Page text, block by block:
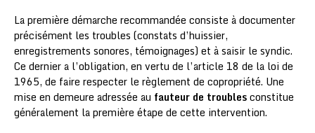
La première démarche recommandée consiste à documenter
précisément les troubles (constats d’huissier,
enregistrements sonores, témoignages) et à saisir le syndic.
Ce dernier a l’obligation, en vertu de l’article 18 de la loi de
1965, de faire respecter le règlement de copropriété. Une
mise en demeure adressée au fauteur de troublesconstitue
généralement la première étape de cette intervention.